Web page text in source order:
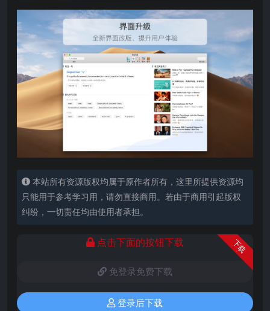
本站所有资源版权均属于原作者所有，这里所提供资源均
只能用于参考学习用，请勿直接商用。若由于商用引起版权
纠纷，一切责任均由使用者承担。
下载
点击下面的按钮下载
免登录免费下载
登录后下载